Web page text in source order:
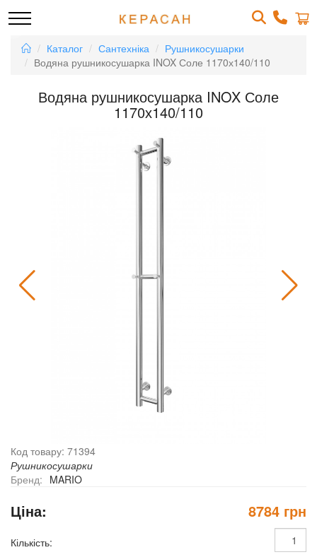
Каталог Сантехніка
Рушникосушарки
Водяна рушникосушарка INOX Соле 1170х140/110
Водяна рушникосушарка INOX Соле
1170х140/110
Код товару: 71394
Рушникосушарки
Бренд: MARIO
Ціна: 8784 грн
Кількість: